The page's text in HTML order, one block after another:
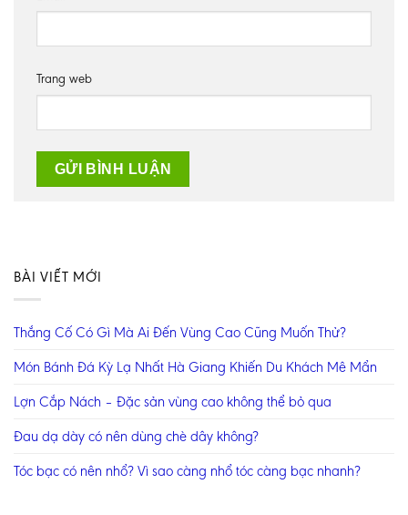
Trang web
BÀI VIẾT MỚI
Thắng Cố Có Gì Mà Ai Đến Vùng Cao Cũng Muốn Thử?
Món Bánh Đá Kỳ Lạ Nhất Hà Giang Khiến Du Khách Mê Mẩn
Lợn Cắp Nách – Đặc sản vùng cao không thể bỏ qua
Đau dạ dày có nên dùng chè dây không?
Tóc bạc có nên nhổ? Vì sao càng nhổ tóc càng bạc nhanh?